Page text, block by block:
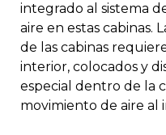
integrado al sistema
aire en estas cabinas.
de las cabinas
interior, colocados y
especial dentro de la
movimiento de aire al